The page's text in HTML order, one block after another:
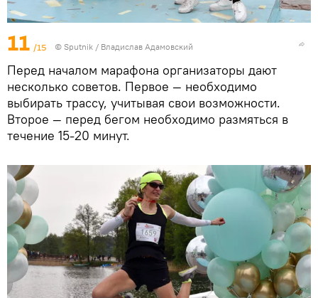
11 /15 © Sputnik / Владислав Адамовский
Перед началом марафона организаторы дают
несколько советов. Первое — необходимо
выбирать трассу, учитывая свои возможности.
Второе — перед бегом необходимо размяться в
течение 15-20 минут.